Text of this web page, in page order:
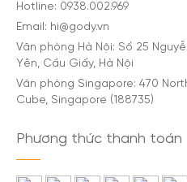
Hotline: 0938.002.969
Email: hi@gody.vn
Văn phòng Hà Nội: Số 25
Yên, Cầu Giấy, Hà Nội
Văn phòng Singapore: 470
Cube, Singapore (188735)
Phương thức thanh toán